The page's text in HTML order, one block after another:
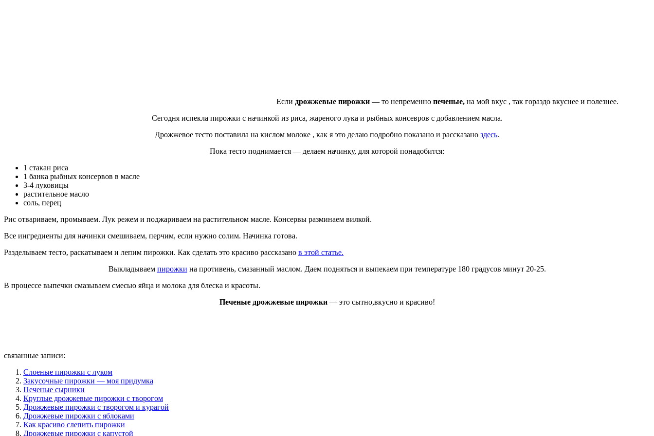
Если дрожжевые пирожки — то непременно печеные, на мой вкус , так гораздо вкуснее и полезнее.
Сегодня испекла пирожки с начинкой из риса, жареного лука и рыбных консевров с добавлением масла.
Дрожжевое тесто поставила на кислом молоке , как я это делаю подробно показано и рассказано здесь.
Пока тесто поднимается — делаем начинку, для которой понадобится:
1 стакан риса
1 банка рыбных консервов в масле
3-4 луковицы
растительное масло
соль, перец
Рис отвариваем, промываем. Лук режем и поджариваем на растительном масле. Консервы разминаем вилкой.
Все ингредиенты для начинки смешиваем, перчим, если нужно солим. Начинка готова.
Разделываем тесто, раскатываем и лепим пирожки. Как сделать это красиво рассказано в этой статье.
Выкладываем пирожки на противень, смазанный маслом. Даем подняться и выпекаем при температуре 180 градусов минут 20-25.
В процессе выпечки смазываем смесью яйца и молока для блеска и красоты.
Печеные дрожжевые пирожки— это сытно,вкусно и красиво!
связанные записи:
Слоеные пирожки с луком
Закусочные пирожки — моя придумка
Печеные сырники
Круглые дрожжевые пирожки с творогом
Дрожжевые пирожки с творогом и курагой
Дрожжевые пирожки с яблоками
Как красиво слепить пирожки
Дрожжевые пирожки с капустой